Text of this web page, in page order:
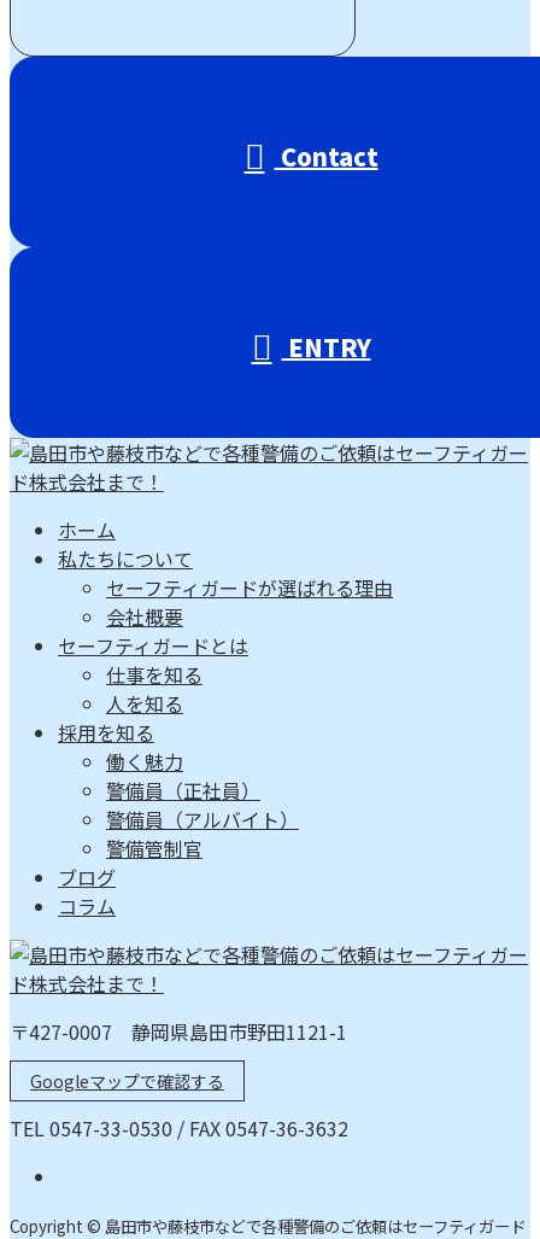
Contact
ENTRY
ホーム
私たちについて
セーフティガードが選ばれる理由
会社概要
セーフティガードとは
仕事を知る
人を知る
採用を知る
働く魅力
警備員（正社員）
警備員（アルバイト）
警備管制官
ブログ
コラム
〒427-0007 静岡県島田市野田1121-1
Googleマップで確認する
TEL 0547-33-0530 / FAX 0547-36-3632
Copyright © 島田市や藤枝市などで各種警備のご依頼はセーフティガード